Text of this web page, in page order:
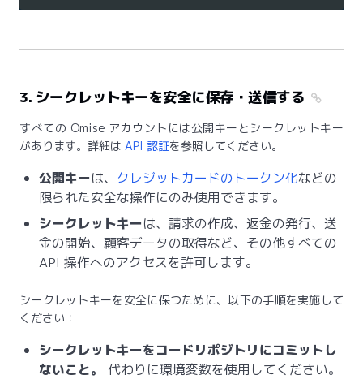
3. シークレットキーを安全に保存・送信する
すべての Omise アカウントには公開キーとシークレットキー
があります。詳細は API 認証を参照してください。
公開キーは、 クレジットカードのトークン化などの
限られた安全な操作にのみ使用できます。
シークレットキーは、請求の作成、返金の発行、送
金の開始、顧客データの取得など、その他すべての
API 操作へのアクセスを許可します。
シークレットキーを安全に保つために、以下の手順を実施して
ください：
シークレットキーをコードリポジトリにコミットし
ないこと。
代わりに環境変数を使用してください。